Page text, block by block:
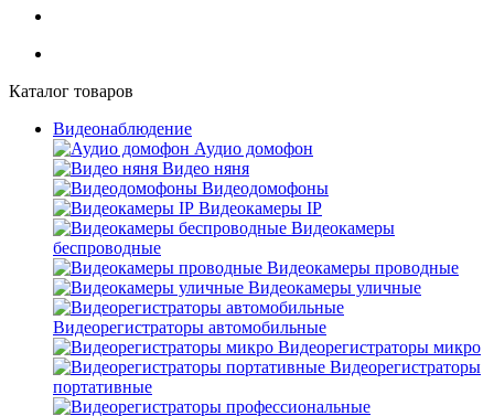
Каталог товаров
Видеонаблюдение
Аудио домофон
Видео няня
Видеодомофоны
Видеокамеры IP
Видеокамеры
беспроводные
Видеокамеры проводные
Видеокамеры уличные
Видеорегистраторы автомобильные
Видеорегистраторы микро
Видеорегистраторы
портативные